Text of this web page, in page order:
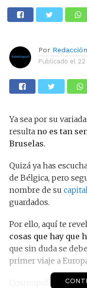
Por Redacción
Publicado el 22
Ya sea por su
resulta no es tan
Bruselas.
Quizá ya has
de Bélgica, pero
nombre de su
guardados.
Por ello, aquí te
cosas que hay que
que sin duda se
primer viaje a
Cosmopolita y